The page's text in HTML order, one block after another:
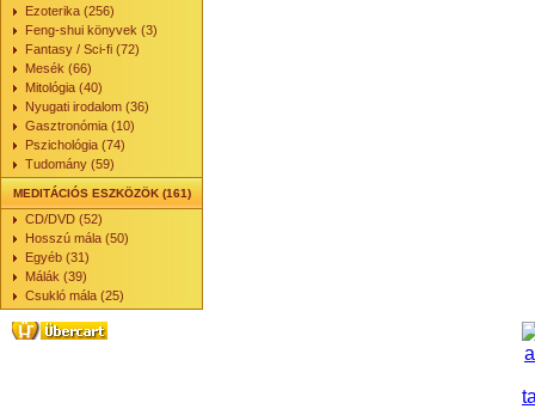
Ezoterika (256)
Feng-shui könyvek (3)
Fantasy / Sci-fi (72)
Mesék (66)
Mitológia (40)
Nyugati irodalom (36)
Gasztronómia (10)
Pszichológia (74)
Tudomány (59)
MEDITÁCIÓS ESZKÖZÖK (161)
CD/DVD (52)
Hosszú mála (50)
Egyéb (31)
Málák (39)
Csukló mála (25)